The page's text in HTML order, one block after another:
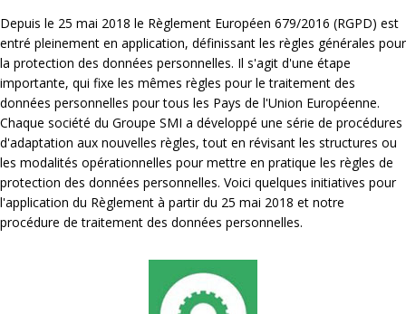
Depuis le 25 mai 2018 le Règlement Européen 679/2016 (RGPD) est
entré pleinement en application, définissant les règles générales pour
la protection des données personnelles. Il s'agit d'une étape
importante, qui fixe les mêmes règles pour le traitement des
données personnelles pour tous les Pays de l'Union Européenne.
Chaque société du Groupe SMI a développé une série de procédures
d'adaptation aux nouvelles règles, tout en révisant les structures ou
les modalités opérationnelles pour mettre en pratique les règles de
protection des données personnelles. Voici quelques initiatives pour
l'application du Règlement à partir du 25 mai 2018 et notre
procédure de traitement des données personnelles.